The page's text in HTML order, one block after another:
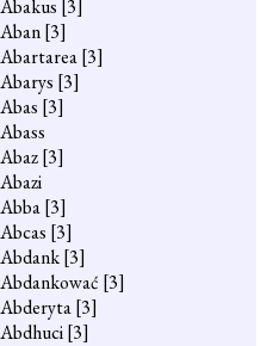
Abakus [3]
Aban[3]
Abartarea[3]
Abarys [3]
Abas [3]
Abass
Abaz[3]
Abazi
Abba[3]
Abcas [3]
Abdank[3]
Abdankować [3]
Abderyta[3]
Abdhuci[3]